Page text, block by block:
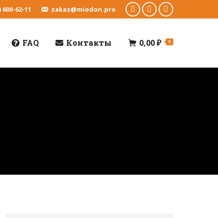
600-62-11 zakaz@miodon.pro Instagram
WhatsappTelegram
FAQ Контакты 0,00₽ 0